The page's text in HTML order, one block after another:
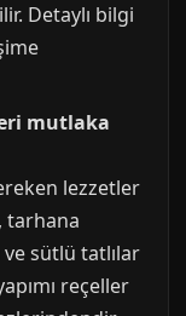
Detaylı bilgi
mutlaka
lezzetler
tarhana
sütlü tatlılar
reçeller